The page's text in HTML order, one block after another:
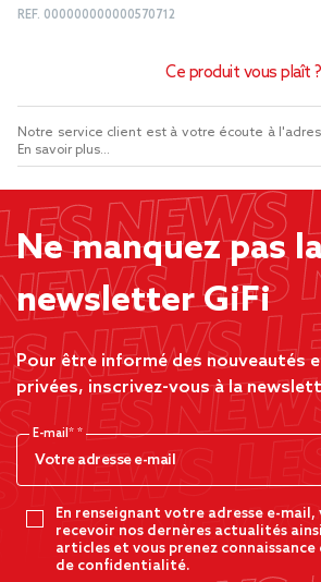
REF. 000000000000570712
Ce produit vous plaît ?
Notre service client est à votre écoute à
En savoir plus...
Ne manquez pas
newsletter GiFi
Pour être informé des nouveautés
privées, inscrivez-vous à la
E-mail*
En renseignant votre adresse e-mail,
recevoir nos dernères actualités
articles et vous prenez
de confidentialité.